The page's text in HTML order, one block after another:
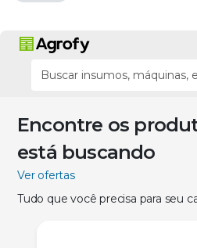
Encontre os
está buscando
Ver ofertas
Tudo que você precisa para seu